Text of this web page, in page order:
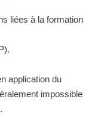
liées à la formation
application du
impossible